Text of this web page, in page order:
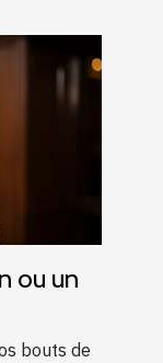
ou un
bouts de